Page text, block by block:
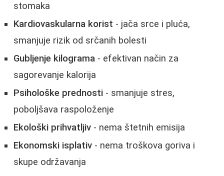
stomaka
Kardiovaskularna korist - jača srce i pluća,
smanjuje rizik od srčanih bolesti
Gubljenje kilograma - efektivan način za
sagorevanje kalorija
Psihološke prednosti - smanjuje stres,
poboljšava raspoloženje
Ekološki prihvatljiv - nema štetnih emisija
Ekonomski isplativ - nema troškova goriva i
skupe održavanja